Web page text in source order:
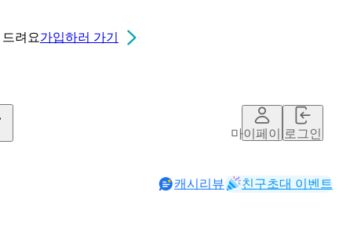
드려요가입하러 가기
마이페이지로그인
캐시리뷰 친구초대 이벤트